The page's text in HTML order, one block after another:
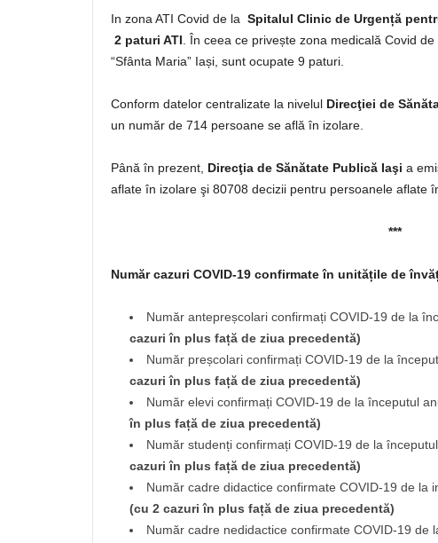
In zona ATI Covid de la Spitalul Clinic de Urgență
2 paturi ATI . În ceea ce privește zona medicală Covid
“Sfânta Maria” Iași, sunt ocupate 9 paturi.
Conform datelor centralizate la nivelul Direcţiei de
un număr de 714 persoane se află în izolare.
Până în prezent, Direcţia de Sănătate Publică Iaşi a
aflate în izolare şi 80708 decizii pentru persoanele aflate
***
Număr cazuri COVID-19 confirmate în unitățile de
Număr antepreșcolari confirmați COVID-19 de la
cazuri în plus față de ziua precedentă)
Număr preșcolari confirmați COVID-19 de la
cazuri în plus față de ziua precedentă)
Număr elevi confirmați COVID-19 de la începutul
în plus față de ziua precedentă)
Număr studenți confirmați COVID-19 de la
cazuri în plus față de ziua precedentă)
Număr cadre didactice confirmate COVID-19 de la
(cu 2 cazuri în plus față de ziua precedentă)
Număr cadre nedidactice confirmate COVID-19 de